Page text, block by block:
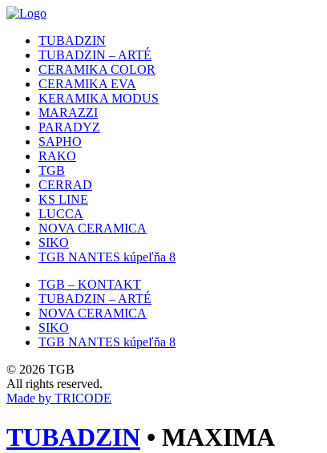
TUBADZIN
TUBADZIN – ARTÉ
CERAMIKA COLOR
CERAMIKA EVA
KERAMIKA MODUS
MARAZZI
PARADYZ
SAPHO
RAKO
TGB
CERRAD
KS LINE
LUCCA
NOVA CERAMICA
SIKO
TGB NANTES kúpeľňa 8
TGB – KONTAKT
TUBADZIN – ARTÉ
NOVA CERAMICA
SIKO
TGB NANTES kúpeľňa 8
© 2026 TGB
All rights reserved.
Made by TRICODE
TUBADZIN • MAXIMA